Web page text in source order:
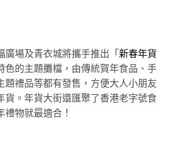
廣場及青衣城將攜手推出「新春年貨
色的主題攤檔，由傳統賀年食品、手
題禮品等都有發售，方便大人小朋友
貨。年貨大街還匯聚了香港老字號食
物就最適合！